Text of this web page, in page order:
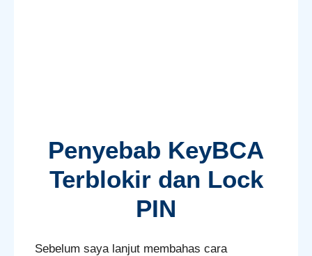
Penyebab KeyBCA
Terblokir dan Lock
PIN
Sebelum saya lanjut membahas cara